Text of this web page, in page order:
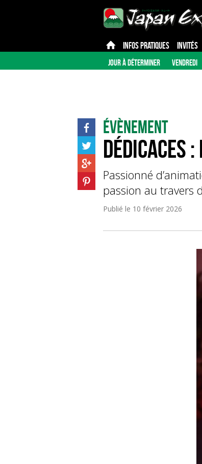
INFOS PRATIQUES INVITÉS
JOUR À DÉTERMINER VENDREDI
Évènement
Dédicaces
Passionné
passion au travers
Publié le 10 février 2026